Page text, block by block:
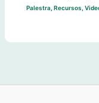
Palestra,Recursos,